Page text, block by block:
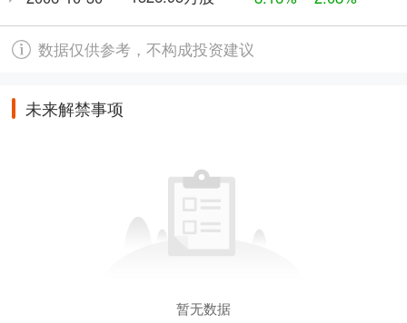
数据仅供参考，不构成投资建议
未来解禁事项
暂无数据